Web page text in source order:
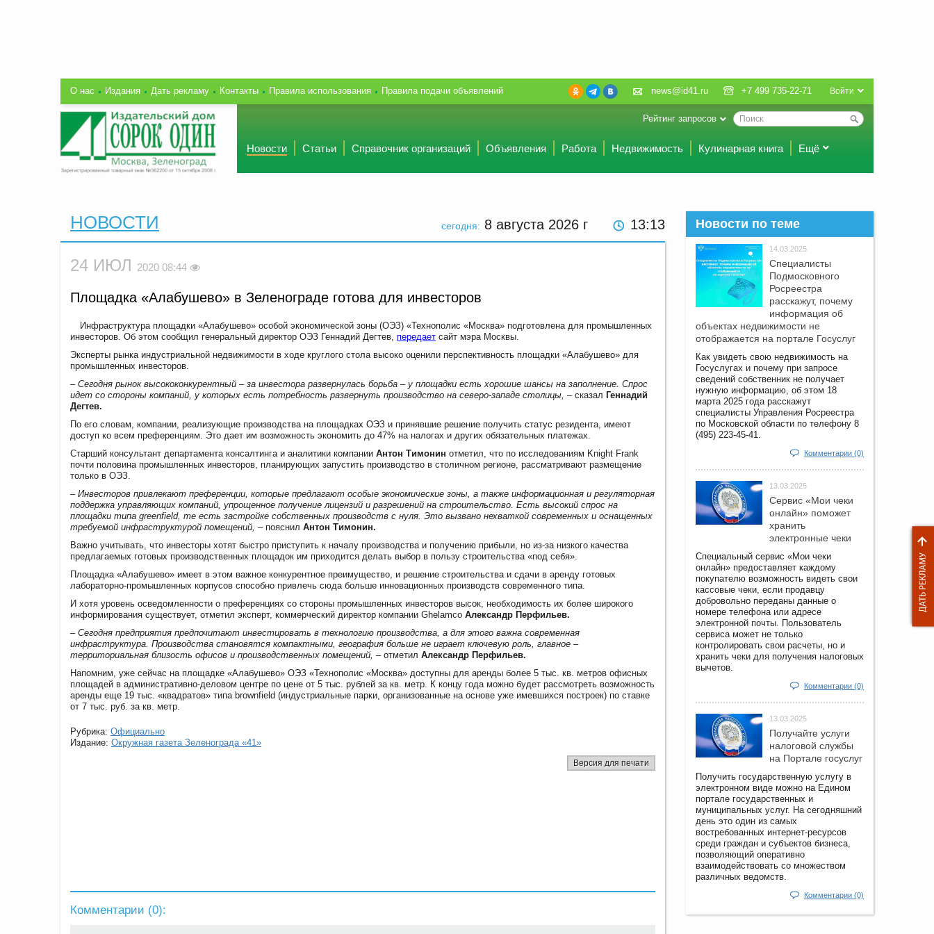
О нас Издания Дать рекламу Контакты Правила использования Правила подачи объявлений Войти
news@id41.ru +7 499 735-22-71
Рейтинг запросов
Новости Статьи Справочник организаций Объявления Работа Недвижимость Кулинарная книга Ещё
сегодня: 8 августа 2026 г 13:13
НОВОСТИ
24 ИЮЛ 2020 08:44
Площадка «Алабушево» в Зеленограде готова для инвесторов
Инфраструктура площадки «Алабушево» особой экономической зоны (ОЭЗ) «Технополис «Москва» подготовлена для промышленных
инвесторов. Об этом сообщил генеральный директор ОЭЗ Геннадий Дегтев, передает сайт мэра Москвы.
Эксперты рынка индустриальной недвижимости в ходе круглого стола высоко оценили перспективность площадки «Алабушево» для
промышленных инвесторов.
– Сегодня рынок высококонкурентный – за инвестора развернулась борьба – у площадки есть хорошие шансы на заполнение. Спрос
идет со стороны компаний, у которых есть потребность развернуть производство на северо-западе столицы, – сказал Геннадий
Дегтев.
По его словам, компании, реализующие производства на площадках ОЭЗ и принявшие решение получить статус резидента, имеют
доступ ко всем преференциям. Это дает им возможность экономить до 47% на налогах и других обязательных платежах.
Старший консультант департамента консалтинга и аналитики компании Антон Тимонин отметил, что по исследованиям Knight Frank
почти половина промышленных инвесторов, планирующих запустить производство в столичном регионе, рассматривают размещение
только в ОЭЗ.
– Инвесторов привлекают преференции, которые предлагают особые экономические зоны, а также информационная и регуляторная
поддержка управляющих компаний, упрощенное получение лицензий и разрешений на строительство. Есть высокий спрос на
площадки типа greenfield, те есть застройке собственных производств с нуля. Это вызвано нехваткой современных и оснащенных
требуемой инфраструктурой помещений, – пояснил Антон Тимонин.
Важно учитывать, что инвесторы хотят быстро приступить к началу производства и получению прибыли, но из-за низкого качества
предлагаемых готовых производственных площадок им приходится делать выбор в пользу строительства «под себя».
Площадка «Алабушево» имеет в этом важное конкурентное преимущество, и решение строительства и сдачи в аренду готовых
лабораторно-промышленных корпусов способно привлечь сюда больше инновационных производств современного типа.
И хотя уровень осведомленности о преференциях со стороны промышленных инвесторов высок, необходимость их более широкого
информирования существует, отметил эксперт, коммерческий директор компании Ghelamco Александр Перфильев.
– Сегодня предприятия предпочитают инвестировать в технологию производства, а для этого важна современная
инфраструктура. Производства становятся компактными, география больше не играет ключевую роль, главное –
территориальная близость офисов и производственных помещений, – отметил Александр Перфильев.
Напомним, уже сейчас на площадке «Алабушево» ОЭЗ «Технополис «Москва» доступны для аренды более 5 тыс. кв. метров офисных
площадей в административно-деловом центре по цене от 5 тыс. рублей за кв. метр. К концу года можно будет рассмотреть возможность
аренды еще 19 тыс. «квадратов» типа brownfield (индустриальные парки, организованные на основе уже имевшихся построек) по ставке
от 7 тыс. руб. за кв. метр.
Рубрика: Официально
Издание: Окружная газета Зеленограда «41»
Версия для печати
Комментарии (0):
Новости по теме
14.03.2025
Специалисты
Подмосковного
Росреестра
расскажут, почему
информация об
объектах недвижимости не
отображается на портале Госуслуг
Как увидеть свою недвижимость на
Госуслугах и почему при запросе
сведений собственник не получает
нужную информацию, об этом 18
марта 2025 года расскажут
специалисты Управления Росреестра
по Московской области по телефону 8
(495) 223-45-41.
Комментарии (0)
13.03.2025
Сервис «Мои чеки
онлайн» поможет
хранить
электронные чеки
Специальный сервис «Мои чеки
онлайн» предоставляет каждому
покупателю возможность видеть свои
кассовые чеки, если продавцу
добровольно переданы данные о
номере телефона или адресе
электронной почты. Пользователь
сервиса может не только
контролировать свои расчеты, но и
хранить чеки для получения налоговых
вычетов.
Комментарии (0)
13.03.2025
Получайте услуги
налоговой службы
на Портале госyслуг
Получить государственную услугу в
электронном виде можно на Едином
портале государственных и
муниципальных услуг. На сегодняшний
день это один из самых
востребованных интернет-ресурсов
среди граждан и субъектов бизнеса,
позволяющий оперативно
взаимодействовать со множеством
различных ведомств.
Комментарии (0)